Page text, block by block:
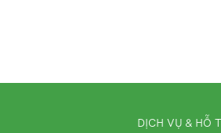
DỊCH VỤ & HỖ